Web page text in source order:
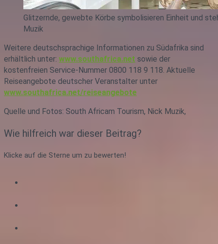
Glitzernde, gewebte Körbe symbolisieren Einheit und
Muzik
Weitere deutschsprachige Informationen zu Südafrika sind
erhältlich unter: www.southafrica.net sowie der
kostenfreien Service-Nummer 0800 118 9 118. Aktuelle
Reiseangebote deutscher Veranstalter unter
www.southafrica.net/reiseangebote
Quelle und Fotos: South Africam Tourism, Nick Muzik,
Wie hilfreich war dieser Beitrag?
Klicke auf die Sterne um zu bewerten!